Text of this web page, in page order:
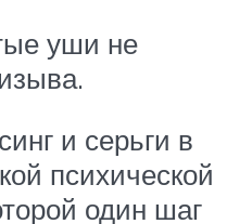
уши не
и серьги в
психической
один шаг